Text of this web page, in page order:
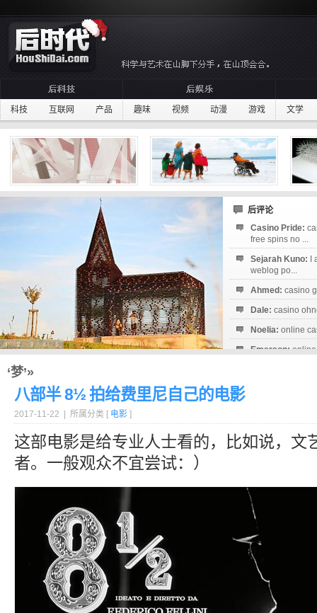
科技 互联网 产品 趣味 视频 动漫 游戏 文学
后评论
Casino Pride:
free spins no ...
Sejarah Kuno:
weblog po...
Ahmed: casino
Dale: casino
Noelia: online
Emerson:
‘梦’»
八部半 8½ 拍给费里尼自己的电影
2017-11-22 | 所属分类 [ 电影 ]
这部电影是给专业人士看的，比如说，文
者。一般观众不宜尝试：）